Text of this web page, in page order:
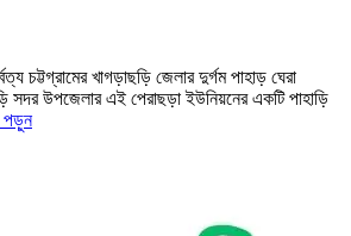
চট্টগ্রামের খাগড়াছড়ি জেলার দুর্গম পাহাড় ঘেরা
সদর উপজেলার এই পেরাছড়া ইউনিয়নের একটি পাহাড়ি